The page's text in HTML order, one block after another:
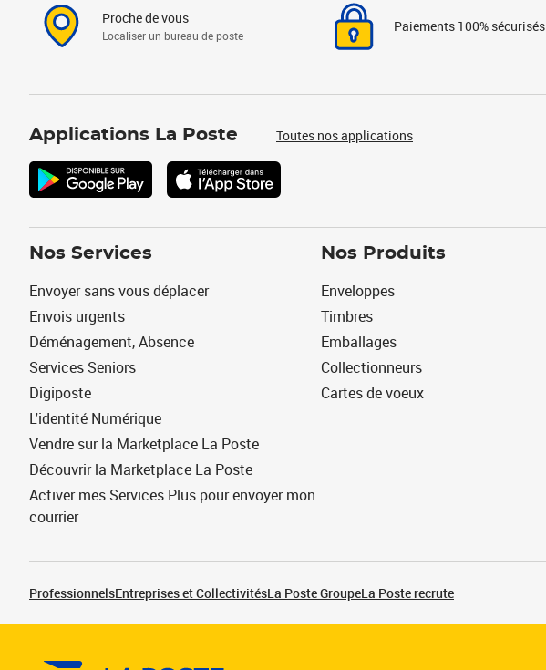
Proche de vous
Localiser un bureau de poste
Paiements 100% sécurisés
Applications La Poste Toutes nos applications
Nos Services
Envoyer sans vous déplacer
Envois urgents
Déménagement, Absence
Services Seniors
Digiposte
L'identité Numérique
Vendre sur la Marketplace La Poste
Découvrir la Marketplace La Poste
Activer mes Services Plus pour envoyer mon
courrier
Nos Produits
Enveloppes
Timbres
Emballages
Collectionneurs
Cartes de voeux
ProfessionnelsEntreprises et CollectivitésLa Poste GroupeLa Poste recrute